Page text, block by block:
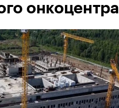
онкоцентра